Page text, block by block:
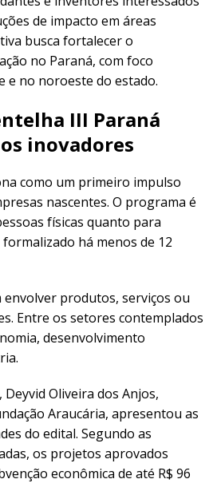
de impacto em áreas
busca fortalecer o
no Paraná, com foco
e no noroeste do estado.
III Paraná
inovadores
como um primeiro impulso
nascentes. O programa é
físicas quanto para
formalizado há menos de 12
envolver produtos, serviços ou
Entre os setores contemplados
desenvolvimento
Oliveira dos Anjos,
Araucária, apresentou as
do edital. Segundo as
os projetos aprovados
econômica de até R$ 96